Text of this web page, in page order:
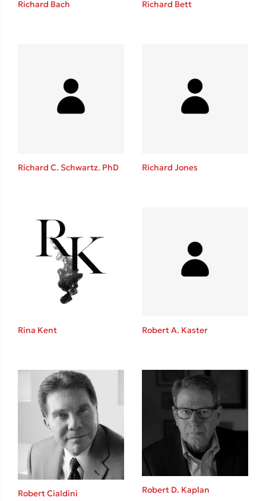
Κώστας Κρομμύδας
Το λιμάνι μου είσαι εσύ
Richard Bach Richard Bett
Richard C. Schwartz. PhD Richard Jones
Rina Kent Robert A. Kaster
Robert Cialdini Robert D. Kaplan